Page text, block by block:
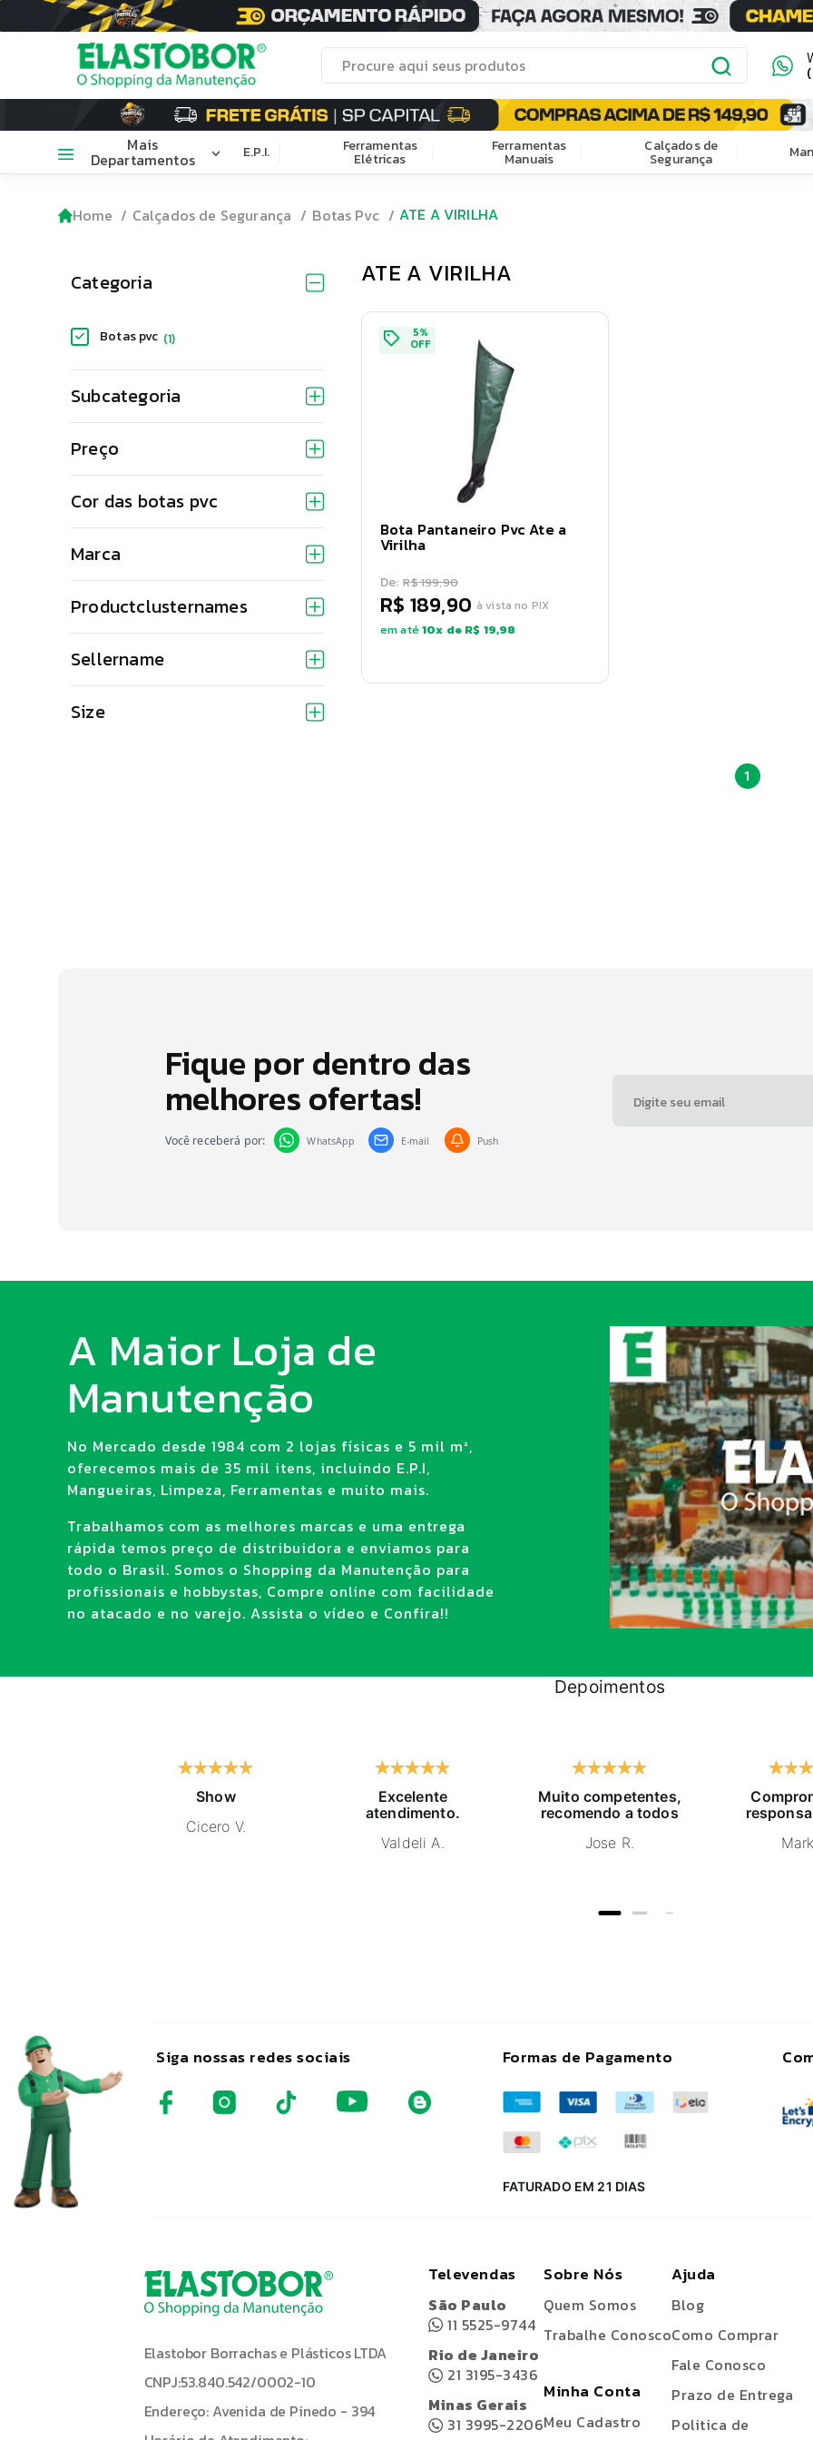
Mais
Departamentos E.P.I. Ferramentas
Elétricas
Ferramentas
Manuais
Calçados de
Segurança
Home Calçados de Segurança Botas Pvc ATE A VIRILHA
Categoria
Botas pvc (1)
Subcategoria
Preço
Cor das botas pvc
Marca
Productclusternames
Sellername
Size
ATE A VIRILHA
Bota Pantaneiro Pvc Ate a
Virilha
De: R$ 199,90
R$ 189,90 à vista no PIX
em até10x de R$ 19,98
5%
OFF
1
Fique por dentro das
melhores ofertas!
Você receberá por: WhatsApp E-mail Push
A Maior Loja de
Manutenção
No Mercado desde 1984 com 2 lojas físicas e 5 mil m²,
oferecemos mais de 35 mil itens, incluindo E.P.I,
Mangueiras, Limpeza, Ferramentas e muito mais.
Trabalhamos com as melhores marcas e uma entrega
rápida temos preço de distribuidora e enviamos para
todo o Brasil. Somos o Shopping da Manutenção para
profissionais e hobbystas, Compre online com facilidade
no atacado e no varejo. Assista o vídeo e Confira!!
Depoimentos
Show
Cicero V.
Excelente
atendimento.
Valdeli A.
Muito competentes,
recomendo a todos
Jose R.
Siga nossas redes sociais Formas de Pagamento
FATURADO EM 21 DIAS
Elastobor Borrachas e Plásticos LTDA
CNPJ:53.840.542/0002-10
Endereço: Avenida de Pinedo - 394
Televendas
São Paulo
11 5525-9744
Rio de Janeiro
21 3195-3436
Minas Gerais
31 3995-2206
Sobre Nós
Quem Somos
Trabalhe Conosco
Minha Conta
Meu Cadastro
Ajuda
Blog
Como Comprar
Fale Conosco
Prazo de Entrega
Politica de